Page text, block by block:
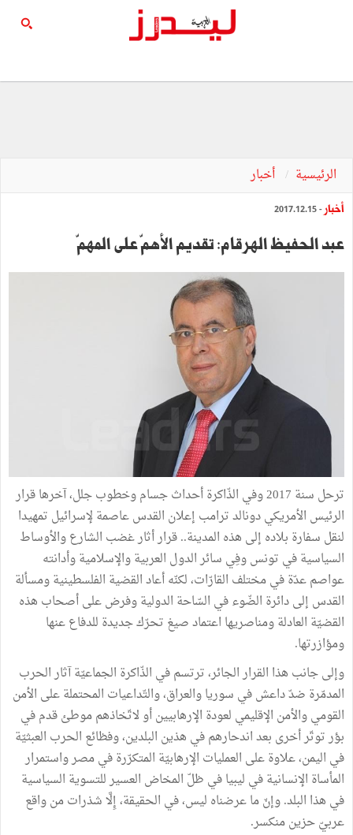
الرئيسية أخبار
أخبار - 2017.12.15
عبد الحفيظ الهرقام: تقديم الأهمّ على المهمّ
ترحل سنة 2017 وفي الذّاكرة أحداث جسام وخطوب جلل، آخرها قرار
الرئيس الأمريكي دونالد ترامب إعلان القدس عاصمة لإسرائيل تمهيدا
لنقل سفارة بلاده إلى هذه المدينة.. قرار أثار غضب الشارع والأوساط
السياسية في تونس وفِي سائر الدول العربية والإسلامية وأدانته
عواصم عدّة في مختلف القارّات، لكنّه أعاد القضية الفلسطينية ومسألة
القدس إلى دائرة الضّوء في السّاحة الدولية وفرض على أصحاب هذه
القضيّة العادلة ومناصريها اعتماد صيغ تحرّك جديدة للدفاع عنها
ومؤازرتها.
وإلى جانب هذا القرار الجائر، ترتسم في الذّاكرة الجماعيّة آثار الحرب
المدمّرة ضدّ داعش في سوريا والعراق، والتّداعيات المحتملة على الأمن
القومي والأمن الإقليمي لعودة الإرهابيين أو لاتّخاذهم موطئ قدم في
بؤر توتّر أخرى بعد اندحارهم في هذين البلدين، وفظائع الحرب العبثيّة
في اليمن، علاوة على العمليات الإرهابيّة المتكرّرة في مصر واستمرار
المأساة الإنسانية في ليبيا في ظلّ المخاض العسير للتسوية السياسية
في هذا البلد. وإنّ ما عرضناه ليس، في الحقيقة، إِلَّا شذرات من واقع
عربيّ حزين منكسر.